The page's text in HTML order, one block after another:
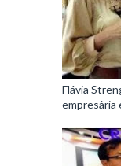
Flávia
empresária